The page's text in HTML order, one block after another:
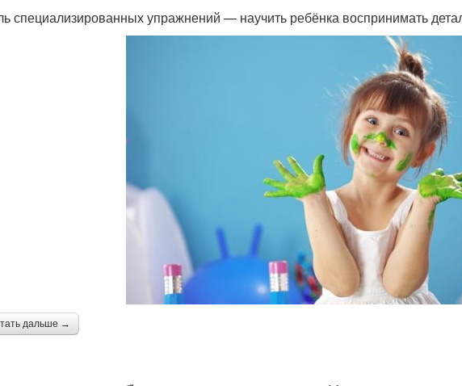
специализированных упражнений — научить ребёнка воспринимать
дальше →